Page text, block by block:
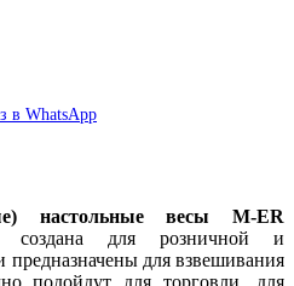
в WhatsApp
настольные весы M-ER
создана для розничной и
для взвешивания
подойдут для торговли, для